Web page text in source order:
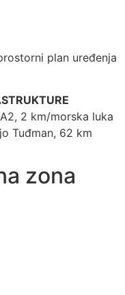
plan uređenja
2 km/morska luka
Tuđman, 62 km
zona